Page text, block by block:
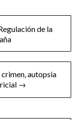
de la
autopsia
→